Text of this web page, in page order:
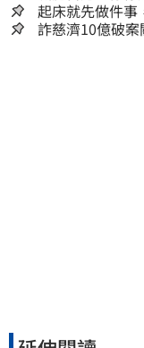
人生
起床就先做件事
小！
詐慈濟10億破